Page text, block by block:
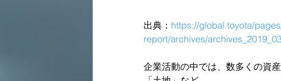
出典： https://global.toyota/
report/archives/
企業活動の中では、数多くの資